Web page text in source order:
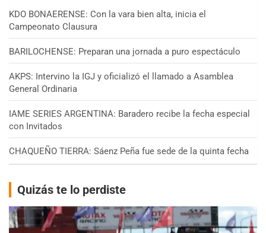
KDO BONAERENSE: Con la vara bien alta, inicia el
Campeonato Clausura
BARILOCHENSE: Preparan una jornada a puro espectáculo
AKPS: Intervino la IGJ y oficializó el llamado a Asamblea
General Ordinaria
IAME SERIES ARGENTINA: Baradero recibe la fecha especial
con Invitados
CHAQUEÑO TIERRA: Sáenz Peña fue sede de la quinta fecha
Quizás te lo perdiste